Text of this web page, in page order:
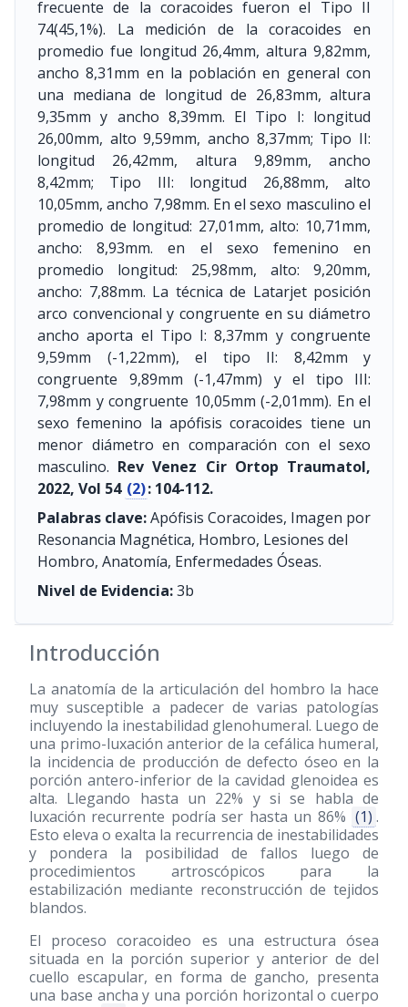
frecuente de la coracoides fueron el Tipo II
74(45,1%). La medición de la coracoides en
promedio fue longitud 26,4mm, altura 9,82mm,
ancho 8,31mm en la población en general con
una mediana de longitud de 26,83mm, altura
9,35mm y ancho 8,39mm. El Tipo I: longitud
26,00mm, alto 9,59mm, ancho 8,37mm; Tipo II:
longitud 26,42mm, altura 9,89mm, ancho
8,42mm; Tipo III: longitud 26,88mm, alto
10,05mm, ancho 7,98mm. En el sexo masculino el
promedio de longitud: 27,01mm, alto: 10,71mm,
ancho: 8,93mm. en el sexo femenino en
promedio longitud: 25,98mm, alto: 9,20mm,
ancho: 7,88mm. La técnica de Latarjet posición
arco convencional y congruente en su diámetro
ancho aporta el Tipo I: 8,37mm y congruente
9,59mm (-1,22mm), el tipo II: 8,42mm y
congruente 9,89mm (-1,47mm) y el tipo III:
7,98mm y congruente 10,05mm (-2,01mm). En el
sexo femenino la apófisis coracoides tiene un
menor diámetro en comparación con el sexo
masculino. Rev Venez Cir Ortop Traumatol,
2022, Vol 54 (2): 104-112.
Palabras clave:Apófisis Coracoides, Imagen por
Resonancia Magnética, Hombro, Lesiones del
Hombro, Anatomía, Enfermedades Óseas.
Nivel de Evidencia:3b
Introducción
La anatomía de la articulación del hombro la hace
muy susceptible a padecer de varias patologías
incluyendo la inestabilidad glenohumeral. Luego de
una primo-luxación anterior de la cefálica humeral,
la incidencia de producción de defecto óseo en la
porción antero-inferior de la cavidad glenoidea es
alta. Llegando hasta un 22% y si se habla de
luxación recurrente podría ser hasta un 86% (1) .
Esto eleva o exalta la recurrencia de inestabilidades
y pondera la posibilidad de fallos luego de
procedimientos artroscópicos para la
estabilización mediante reconstrucción de tejidos
blandos.
El proceso coracoideo es una estructura ósea
situada en la porción superior y anterior de del
cuello escapular, en forma de gancho, presenta
una base ancha y una porción horizontal o cuerpo